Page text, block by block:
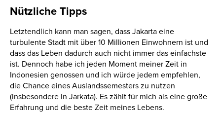
Nützliche Tipps
Letztendlich kann man sagen, dass Jakarta eine
turbulente Stadt mit über 10 Millionen Einwohnern ist und
dass das Leben dadurch auch nicht immer das einfachste
ist. Dennoch habe ich jeden Moment meiner Zeit in
Indonesien genossen und ich würde jedem empfehlen,
die Chance eines Auslandssemesters zu nutzen
(insbesondere in Jarkata). Es zählt für mich als eine große
Erfahrung und die beste Zeit meines Lebens.